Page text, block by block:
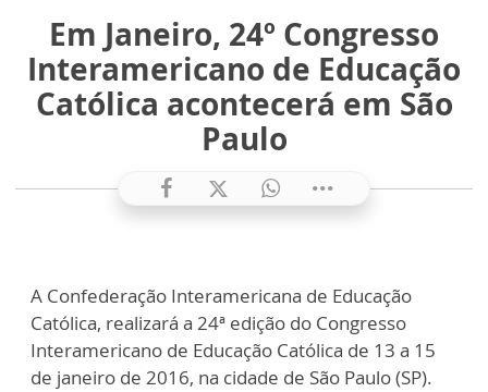
Em Janeiro, 24º Congresso
Interamericano de Educação
Católica acontecerá em São
Paulo
A Confederação Interamericana de Educação
Católica, realizará a 24ª edição do Congresso
Interamericano de Educação Católica de 13 a 15
de janeiro de 2016, na cidade de São Paulo (SP).